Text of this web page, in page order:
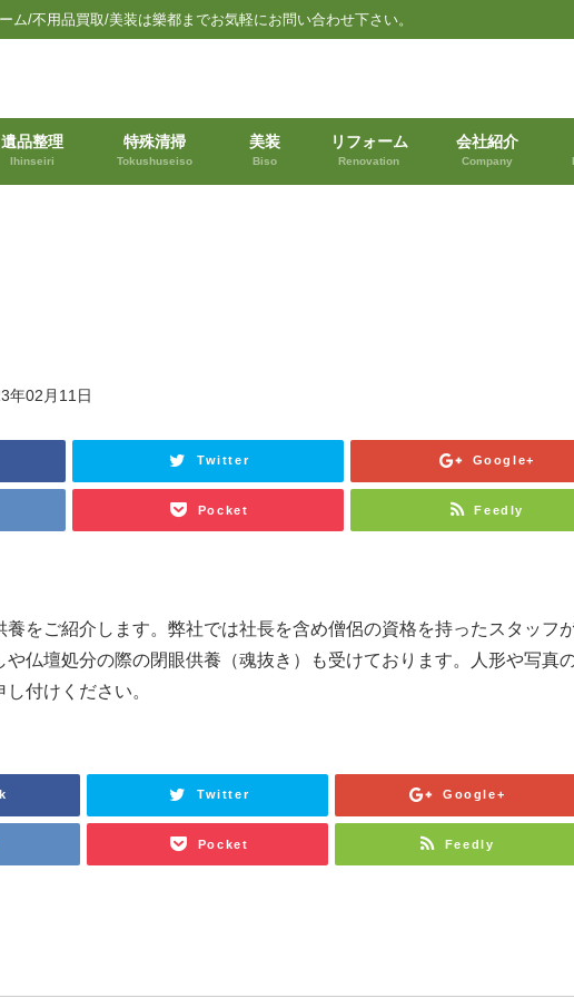
/不用品買取/美装は樂都までお気軽にお問い合わせ下さい。
遺品整理
Ihinseiri
特殊清掃
Tokushuseiso
美装
Biso
リフォーム
Renovation
会社紹介
Company
年02月11日
Twitter Google+
Pocket Feedly
養をご紹介します。弊社では社長を含め僧侶の資格を持ったスタッフ
や仏壇処分の際の閉眼供養（魂抜き）も受けております。人形や写真
付けください。
Twitter Google+
Pocket Feedly